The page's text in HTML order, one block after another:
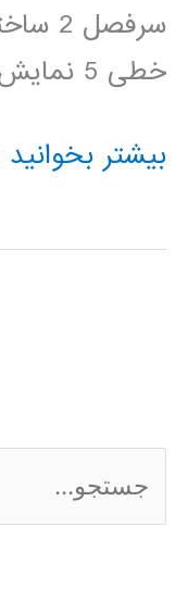
خطی 5 نمایش مدل […]
جزوه
سیستم
بیشتر
س